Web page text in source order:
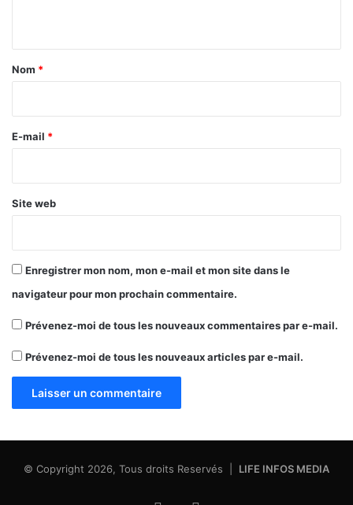
a
e
Nom *
E-mail *
Site web
Enregistrer mon nom, mon e-mail et mon site dans le
navigateur pour mon prochain commentaire.
Prévenez-moi de tous les nouveaux commentaires par e-mail.
Prévenez-moi de tous les nouveaux articles par e-mail.
© Copyright 2026, Tous droits Reservés | LIFE INFOS MEDIA